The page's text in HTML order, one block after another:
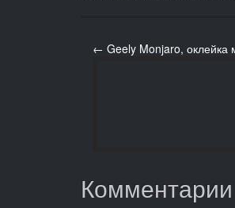
← Geely Monjaro, оклейка
Комментарии